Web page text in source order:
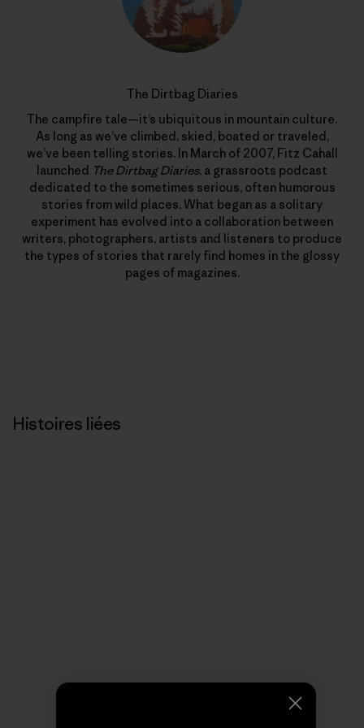
The Dirtbag Diaries
The campfire tale—it’s ubiquitous in mountain culture.
As long as we’ve climbed, skied, boated or traveled,
we’ve been telling stories. In March of 2007, Fitz Cahall
launched The Dirtbag Diaries, a grassroots podcast
dedicated to the sometimes serious, often humorous
stories from wild places. What began as a solitary
experiment has evolved into a collaboration between
writers, photographers, artists and listeners to produce
the types of stories that rarely find homes in the glossy
pages of magazines.
Histoires liées